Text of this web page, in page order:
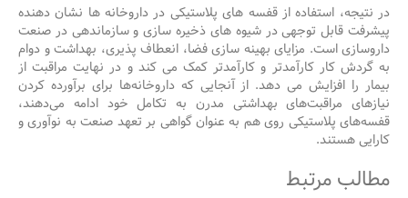
در نتیجه، استفاده از قفسه های پلاستیکی در داروخانه ها نشان دهنده
پیشرفت قابل توجهی در شیوه های ذخیره سازی و سازماندهی در صنعت
داروسازی است. مزایای بهینه سازی فضا، انعطاف پذیری، بهداشت و دوام
به گردش کار کارآمدتر و کارآمدتر کمک می کند و در نهایت مراقبت از
بیمار را افزایش می دهد. از آنجایی که داروخانه‌ها برای برآورده کردن
نیازهای مراقبت‌های بهداشتی مدرن به تکامل خود ادامه می‌دهند،
قفسه‌های پلاستیکی روی هم به عنوان گواهی بر تعهد صنعت به نوآوری و
کارایی هستند.
مطالب مرتبط